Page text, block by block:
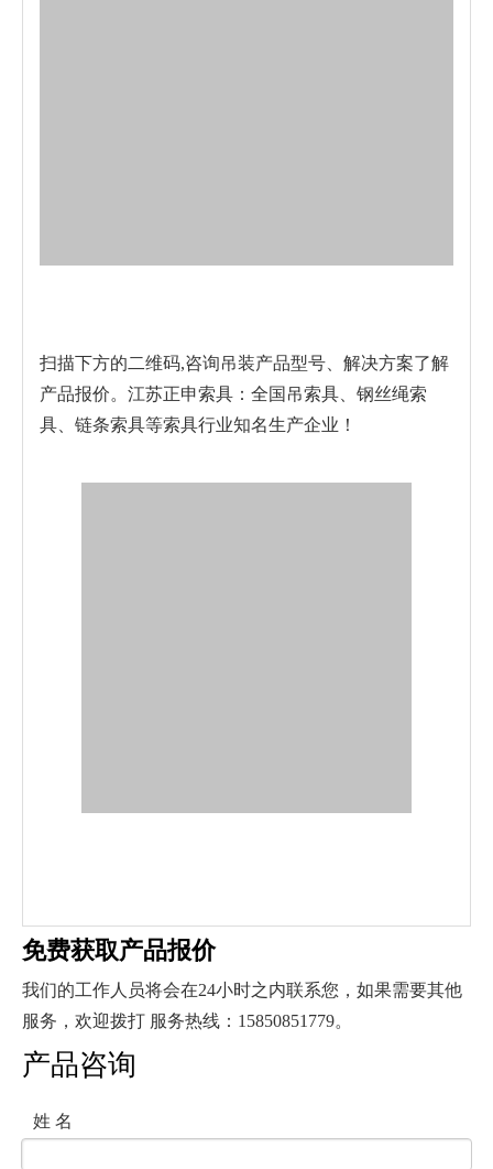
扫描下方的二维码,咨询吊装产品型号、解决方案了解
产品报价。江苏正申索具：全国吊索具、钢丝绳索
具、链条索具等索具行业知名生产企业！
免费获取产品报价
我们的工作人员将会在24小时之内联系您，如果需要其他
服务，欢迎拨打 服务热线：15850851779。
产品咨询
姓 名